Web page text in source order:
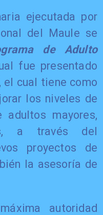
ejecutada por
del Maule se
de Adulto
fue presentado
el cual tiene como
los niveles de
adultos mayores,
a través del
proyectos de
la asesoría de
autoridad